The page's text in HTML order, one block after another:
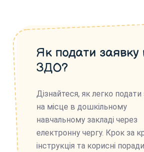
Як подати заявку
ЗДО?
Дізнайтеся, як легко подати
на місце в дошкільному
навчальному закладі через
електронну чергу. Крок за
інструкція та корисні